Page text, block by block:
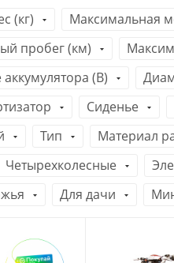
(кг) Максимальная
пробег (км)
(В)
Сиденье
Тип Материал
Четырехколесные
Для дачи